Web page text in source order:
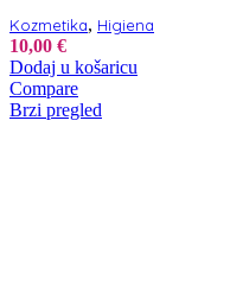
Kozmetika, Higiena
10,00 €
Dodaj u košaricu
Compare
Brzi pregled